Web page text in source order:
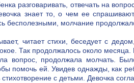
разговаривать, отвечать на
знает то, о чем ее
бесполезными, молчание
читает стихи, беседует с
Так продолжалось около
вопрос, продолжала молчать.
помочь ей. Увидев однажды, как
с детьми. Девочка